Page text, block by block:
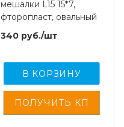
мешалки L15 15*7,
фторопласт, овальный
340руб./шт
В КОРЗИНУ